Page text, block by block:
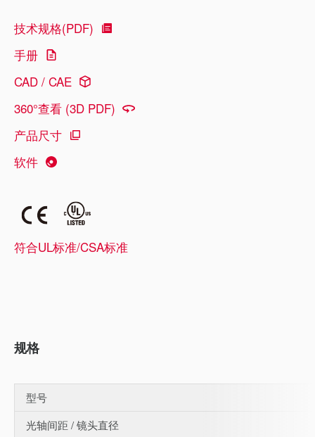
技术规格(PDF)
手册
CAD / CAE
360°查看 (3D PDF)
产品尺寸
软件
符合UL标准/CSA标准
规格
型号
光轴间距 / 镜头直径